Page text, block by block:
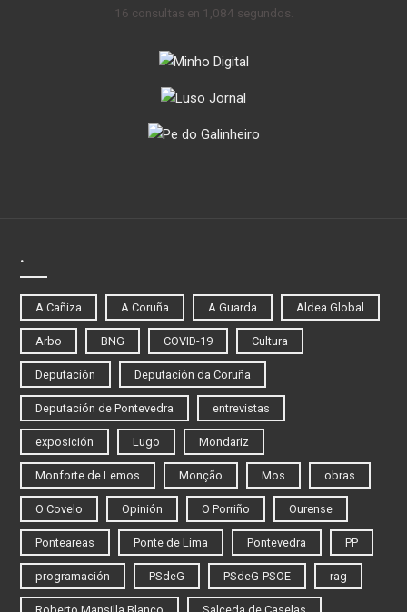
16 consultas en 1,084 segundos.
.
A Cañiza A Coruña A Guarda Aldea Global
Arbo BNG COVID-19 Cultura
Deputación Deputación da Coruña
Deputación de Pontevedra entrevistas
exposición Lugo Mondariz
Monforte de Lemos Monção Mos obras
O Covelo Opinión O Porriño Ourense
Ponteareas Ponte de Lima Pontevedra PP
programación PSdeG PSdeG-PSOE rag